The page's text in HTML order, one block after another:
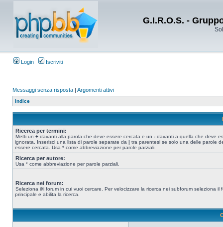
G.I.R.O.S. -
Login Iscriviti
Messaggi senza risposta | Argomenti attivi
Indice
Ricerca per termini:
Metti un + davanti alla parola che deve essere cercata e un - davanti a quella che deve
ignorata. Inserisci una lista di parole separate da | tra parentesi se solo una delle parole
essere cercata. Usa * come abbreviazione per parole parziali.
Ricerca per autore:
Usa * come abbreviazione per parole parziali.
Ricerca nei forum:
Seleziona il/i forum in cui vuoi cercare. Per velocizzare la ricerca nei subforum seleziona il
principale e abilita la ricerca.